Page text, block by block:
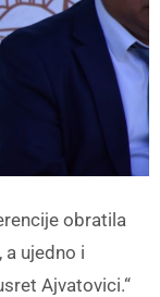
obratila
a ujedno i
Ajvatovici.“